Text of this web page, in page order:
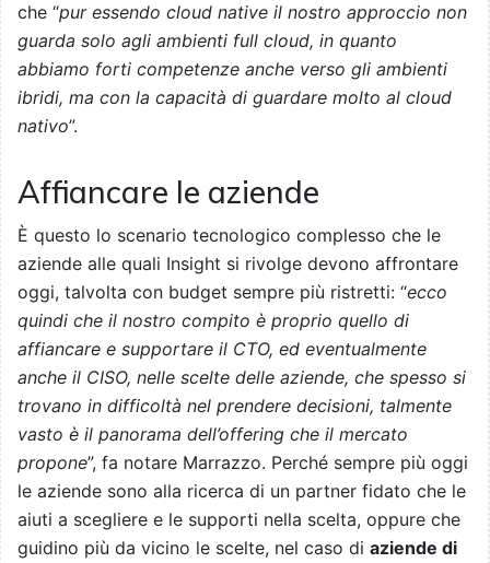
che “pur essendo cloud native il nostro approccio non
guarda solo agli ambienti full cloud, in quanto
abbiamo forti competenze anche verso gli ambienti
ibridi, ma con la capacità di guardare molto al cloud
nativo”.
Affiancare le aziende
È questo lo scenario tecnologico complesso che le
aziende alle quali Insight si rivolge devono affrontare
oggi, talvolta con budget sempre più ristretti: “ecco
quindi che il nostro compito è proprio quello di
affiancare e supportare il CTO, ed eventualmente
anche il CISO, nelle scelte delle aziende, che spesso si
trovano in difficoltà nel prendere decisioni, talmente
vasto è il panorama dell’offering che il mercato
propone”, fa notare Marrazzo. Perché sempre più oggi
le aziende sono alla ricerca di un partner fidato che le
aiuti a scegliere e le supporti nella scelta, oppure che
guidino più da vicino le scelte, nel caso di aziende di